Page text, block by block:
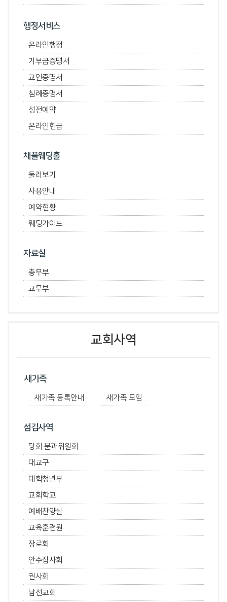
행정서비스
온라인행정
기부금증명서
교인증명서
침례증명서
성전예약
온라인헌금
채플웨딩홀
둘러보기
사용안내
예약현황
웨딩가이드
자료실
총무부
교무부
교회사역
새가족
새가족 등록안내 새가족 모임
섬김사역
당회 분과위원회
대교구
대학청년부
교회학교
예배찬양실
교육훈련원
장로회
안수집사회
권사회
남선교회